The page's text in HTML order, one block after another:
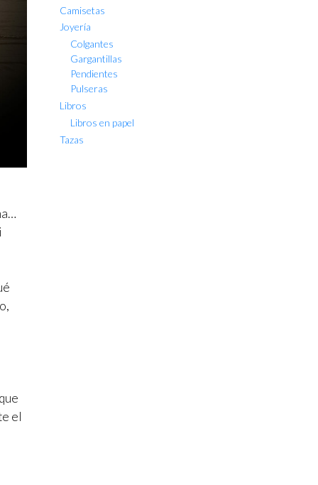
el
Camisetas
Joyería
Colgantes
Gargantillas
Pendientes
Pulseras
Libros
Libros en papel
Tazas